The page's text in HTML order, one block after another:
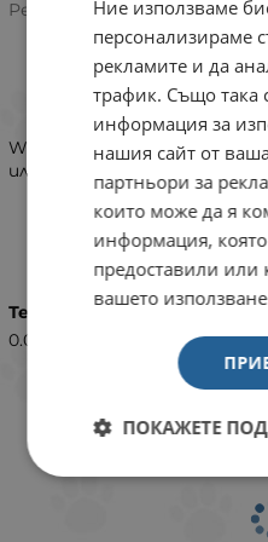
Рейтинг: 5.0/5 на
Wanpy Grain-free 50 g Tuna
или риба тон
Тегло (кг.)
0.05
Ние използваме
персонализираме
рекламите и да
трафик. Също така
информация за
нашия сайт от
партньори за
които може да я
информация,
предоставили или
вашето
ПОКАЖЕТЕ